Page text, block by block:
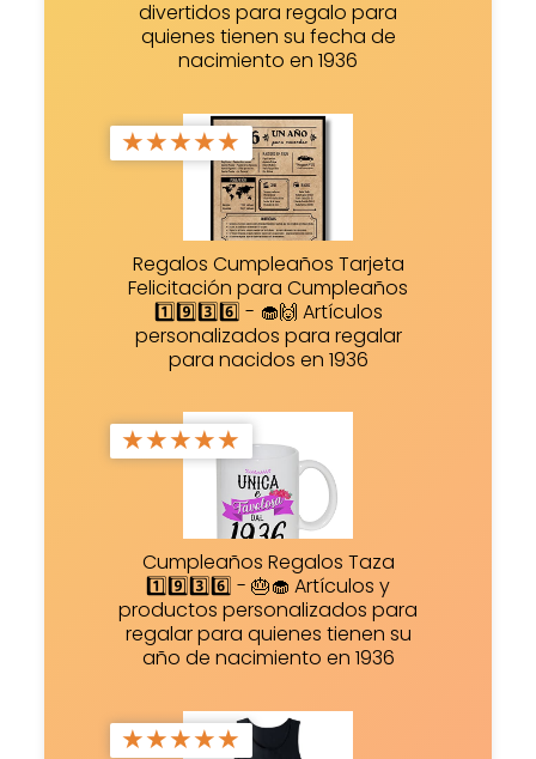
divertidos para regalo para
quienes tienen su fecha de
nacimiento en 1936
★★★★★
Regalos Cumpleaños Tarjeta
Felicitación para Cumpleaños
1️⃣9️⃣3️⃣6️⃣ - 🧁🙌 Artículos
personalizados para regalar
para nacidos en 1936
★★★★★
Cumpleaños Regalos Taza
1️⃣9️⃣3️⃣6️⃣ - 🎂🧁 Artículos y
productos personalizados para
regalar para quienes tienen su
año de nacimiento en 1936
★★★★★